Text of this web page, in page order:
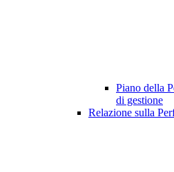
Piano della
di gestione
Relazione sulla